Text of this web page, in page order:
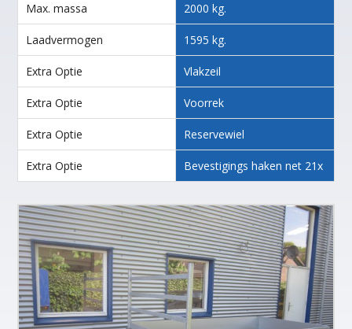
Max. massa 2000 kg.
Laadvermogen 1595 kg.
Extra Optie Vlakzeil
Extra Optie Voorrek
Extra Optie Reservewiel
Extra Optie Bevestigings haken net 21x